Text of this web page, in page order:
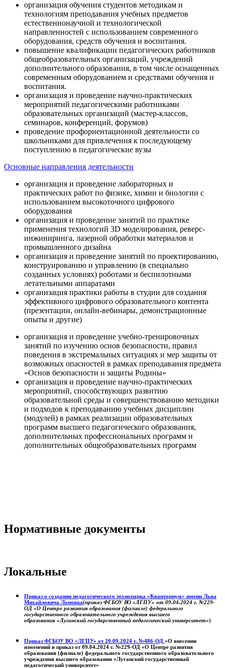
организация обучения студентов методикам и
технологиям преподавания учебных предметов
естественнонаучной и технологической
направленностей с использованием современного
оборудования, средств обучения и воспитания.
повышение квалификации педагогических работников
общеобразовательных организаций, учреждений
дополнительного образования, в том числе оснащенных
современным оборудованием и средствами обучения и
воспитания.
организация и проведение научно-практических
мероприятий педагогическими работниками
образовательных организаций (мастер-классов,
семинаров, конференций, форумов)
проведение профориентационной деятельности со
школьниками для привлечения к последующему
поступлению в педагогические вузы
Основные направления деятельности
организация и проведение лабораторных и
практических работ по физике, химии и биологии с
использованием высокоточного цифрового
оборудования
организация и проведение занятий по практике
применения технологий 3D моделирования, реверс-
инжиниринга, лазерной обработки материалов и
промышленного дизайна
организация и проведение занятий по проектированию,
конструированию и управлению (в специально
созданных условиях) роботами и беспилотными
летательными аппаратами
организация практики работы в студии для создания
эффективного цифрового образовательного контента
(презентации, онлайн-вебинары, демонстрационные
опыты и другие)
организация и проведение учебно-тренировочных
занятий по изучению основ безопасности, правил
поведения в экстремальных ситуациях и мер защиты от
возможных опасностей в рамках преподавания предмета
«Основ безопасности и защиты Родины»
организация и проведение научно-практических
мероприятий, способствующих развитию
образовательной среды и совершенствованию методики
и подходов к преподаванию учебных дисциплин
(модулей) в рамках реализации образовательных
программ высшего педагогического образования,
дополнительных профессиональных программ и
дополнительных общеобразовательных программ
Нормативные документы
Локальные
Приказ о создании педагогического технопарка «Кванториум» имени Льва
Михайловича Лоповка(приказ ФГБОУ ВО «ЛГПУ» от 09.04.2024 г. №229-
ОД «О Центре развития образования (филиале) федерального
государственного образовательного учреждения высшего
образования «Луганский государственный педагогический университет»)
Приказ ФГБОУ ВО «ЛГПУ» от 20.09.2024 г. №486-ОД «О внесении
изменений в приказ от 09.04.2024 г. №229-ОД «О Центре развития
образования (филиале) федерального государственного образовательного
учреждения высшего образования «Луганский государственный
педагогический университет»